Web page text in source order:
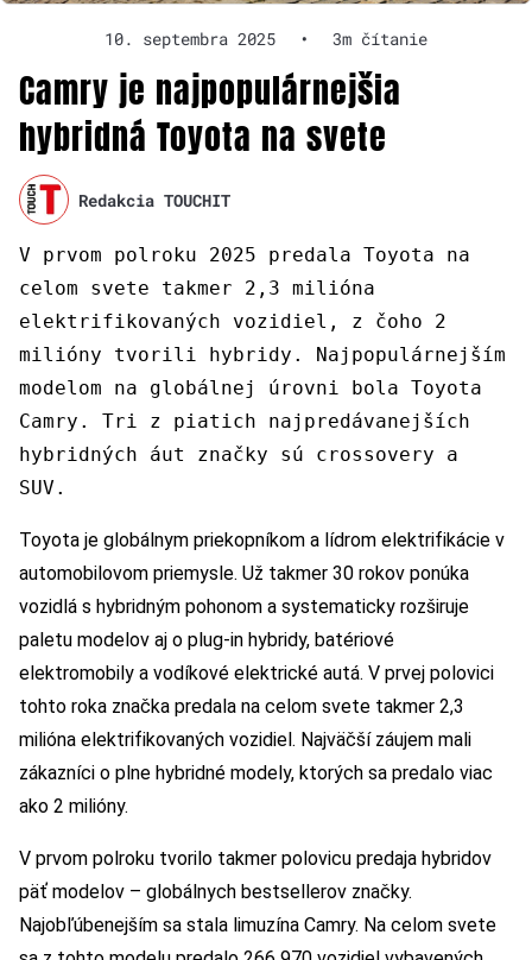
10. septembra 2025 • 3m čítanie
Camry je najpopulárnejšia
hybridná Toyota na svete
Redakcia TOUCHIT
V prvom polroku 2025 predala Toyota na
celom svete takmer 2,3 milióna
elektrifikovaných vozidiel, z čoho 2
milióny tvorili hybridy. Najpopulárnejším
modelom na globálnej úrovni bola Toyota
Camry. Tri z piatich najpredávanejších
hybridných áut značky sú crossovery a
SUV.
Toyota je globálnym priekopníkom a lídrom elektrifikácie v
automobilovom priemysle. Už takmer 30 rokov ponúka
vozidlá s hybridným pohonom a systematicky rozširuje
paletu modelov aj o plug-in hybridy, batériové
elektromobily a vodíkové elektrické autá. V prvej polovici
tohto roka značka predala na celom svete takmer 2,3
milióna elektrifikovaných vozidiel. Najväčší záujem mali
zákazníci o plne hybridné modely, ktorých sa predalo viac
ako 2 milióny.
V prvom polroku tvorilo takmer polovicu predaja hybridov
päť modelov – globálnych bestsellerov značky.
Najobľúbenejším sa stala limuzína Camry. Na celom svete